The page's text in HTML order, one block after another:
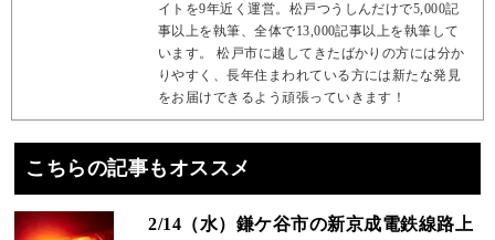
イトを9年近く運営。松戸つうしんだけで5,000記
事以上を執筆、全体で13,000記事以上を執筆して
います。 松戸市に越してきたばかりの方には分か
りやすく、長年住まわれている方には新たな発見
をお届けできるよう頑張っていきます！
こちらの記事もオススメ
2/14（水）鎌ケ谷市の新京成電鉄線路上